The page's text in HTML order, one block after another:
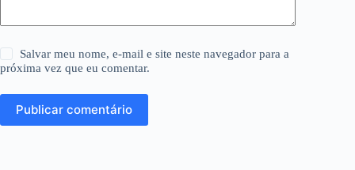
Salvar meu nome, e-mail e site neste navegador para a
próxima vez que eu comentar.
Publicar comentário